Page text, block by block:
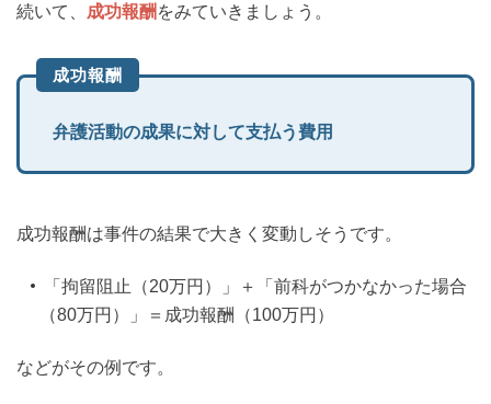
続いて、 成功報酬 をみていきましょう。
成功報酬
弁護活動の成果に対して支払う費用
成功報酬は事件の結果で大きく変動しそうです。
「拘留阻止（20万円）」＋「前科がつかなかった場合
（80万円）」＝成功報酬（100万円）
などがその例です。